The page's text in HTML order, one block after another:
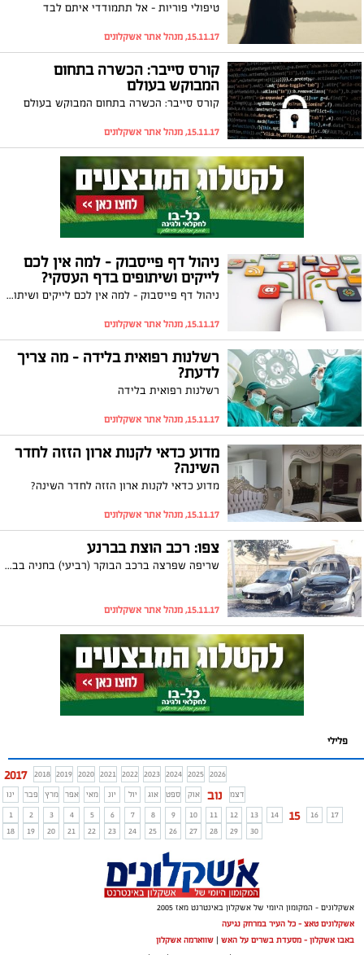
טיפולי פוריות – אל תתמודדי איתם לבד
15.11.17, מנהל אתר אשקלונים
קורס סייבר: הכשרה בתחום
המבוקש בעולם
קורס סייבר: הכשרה בתחום המבוקש בעולם
15.11.17, מנהל אתר אשקלונים
ניהול דף פייסבוק – למה אין לכם
לייקים ושיתופים בדף העסקי?
ניהול דף פייסבוק – למה אין לכם לייקים ושיתופים בדף העסקי?
15.11.17, מנהל אתר אשקלונים
רשלנות רפואית בלידה - מה צריך
לדעת?
רשלנות רפואית בלידה
15.11.17, מנהל אתר אשקלונים
מדוע כדאי לקנות ארון הזזה לחדר
השינה?
מדוע כדאי לקנות ארון הזזה לחדר השינה?
15.11.17, מנהל אתר אשקלונים
צפו: רכב הוצת בברנע
שריפה שפרצה ברכב הבוקר (רביעי) בחניה בבניין, הובילה לכך שגם הרכב שחנה בצמוד אליו נשרף. השכנים בבניין התעוררו לריח השריפה ומשמע קולות הנפץ. איש לא נפגע, נזק כבד נגרם לרכבים שיצאו מכלל שימוש
15.11.17, מנהל אתר אשקלונים
פלילי
2017 2018 2019 2020 2021 2022 2023 2024 2025 2026
ינו
פבר מרץ אפר מאי יונ יול אוג ספט אוק נוב
דצמ
1
2 3 4 5 6 7 8 9 10 11 12 13 14 15 16
17
18
19 20 21 22 23 24 25 26 27 28 29 30
אשקלונים - המקומון היומי של אשקלון באינטרנט מאז 2005
אשקלונים טאצ - כל העיר במרחק נגיעה
באבו אשקלון - מסעדת בשרים על האש | שווארמה אשקלון